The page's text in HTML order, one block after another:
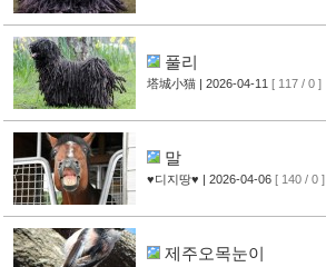
풀리
塔城小猫 | 2026-04-11 [ 117 / 0 ]
말
♥디지땅♥ | 2026-04-06 [ 140 / 0 ]
제주오목눈이